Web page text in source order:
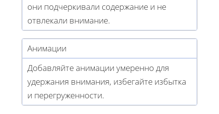
они подчеркивали содержание и не
отвлекали внимание.
Анимации
Добавляйте анимации умеренно для
удержания внимания, избегайте избытка
и перегруженности.